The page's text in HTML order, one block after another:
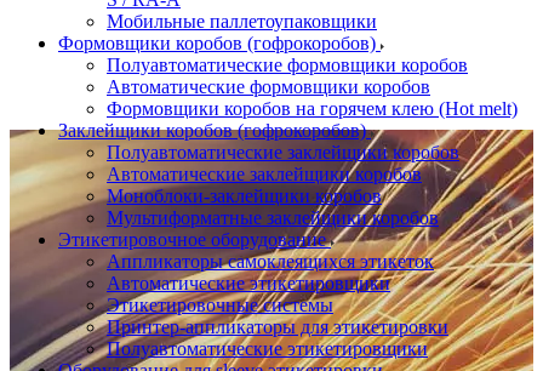
Мобильные паллетоупаковщики
Формовщики коробов (гофрокоробов)
Полуавтоматические формовщики коробов
Автоматические формовщики коробов
Формовщики коробов на горячем клею (Hot melt)
Заклейщики коробов (гофрокоробов)
Полуавтоматические заклейщики коробов
Автоматические заклейщики коробов
Моноблоки-заклейщики коробов
Мультиформатные заклейщики коробов
Этикетировочное оборудование
Аппликаторы самоклеящихся этикеток
Автоматические этикетировщики
Этикетировочные системы
Принтер-аппликаторы для этикетировки
Полуавтоматические этикетировщики